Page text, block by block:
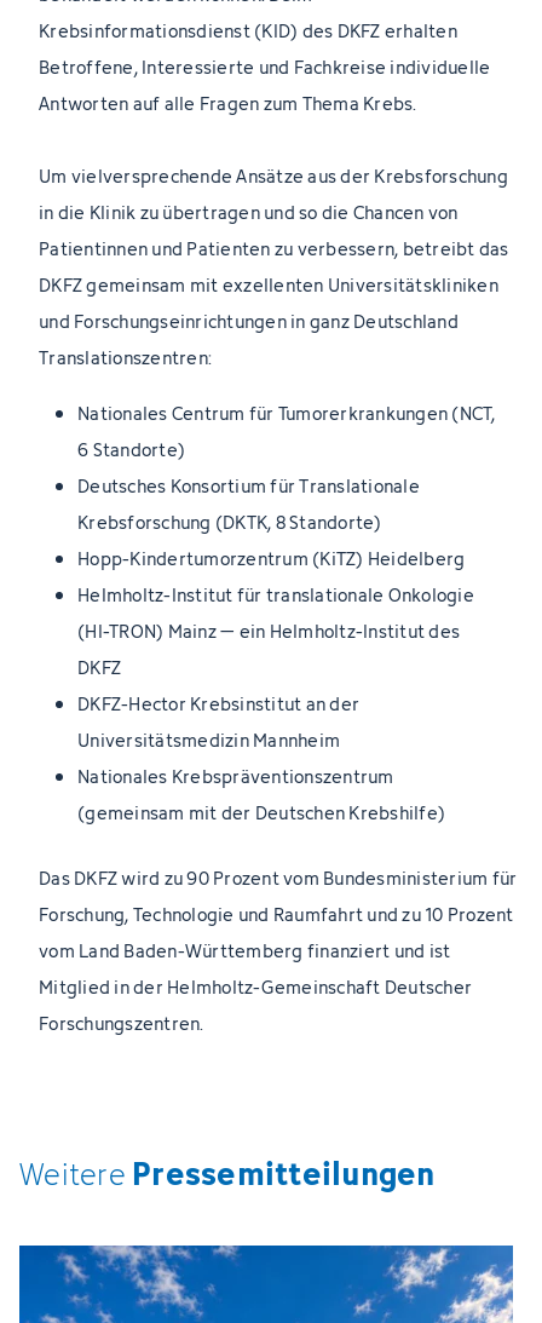
Krebsinformationsdienst (KID) des DKFZ erhalten
Betroffene, Interessierte und Fachkreise individuelle
Antworten auf alle Fragen zum Thema Krebs.
Um vielversprechende Ansätze aus der Krebsforschung
in die Klinik zu übertragen und so die Chancen von
Patientinnen und Patienten zu verbessern, betreibt das
DKFZ gemeinsam mit exzellenten Universitätskliniken
und Forschungseinrichtungen in ganz Deutschland
Translationszentren:
Nationales Centrum für Tumorerkrankungen (NCT,
6 Standorte)
Deutsches Konsortium für Translationale
Krebsforschung (DKTK, 8 Standorte)
Hopp-Kindertumorzentrum (KiTZ) Heidelberg
Helmholtz-Institut für translationale Onkologie
(HI-TRON) Mainz – ein Helmholtz-Institut des
DKFZ
DKFZ-Hector Krebsinstitut an der
Universitätsmedizin Mannheim
Nationales Krebspräventionszentrum
(gemeinsam mit der Deutschen Krebshilfe)
Das DKFZ wird zu 90 Prozent vom Bundesministerium für
Forschung, Technologie und Raumfahrt und zu 10 Prozent
vom Land Baden-Württemberg finanziert und ist
Mitglied in der Helmholtz-Gemeinschaft Deutscher
Forschungszentren.
Weitere Pressemitteilungen